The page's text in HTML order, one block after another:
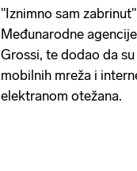
"Iznimno sam
Međunarodne
Grossi, te dodao da
mobilnih mreža i
elektranom otežana.